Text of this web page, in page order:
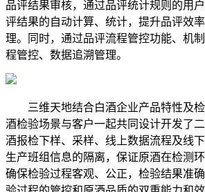
品评结果审核，通过品评统计规则的用
评结果的自动计算、统计，提升品评效
理。同时，通过品评流程管控功能、机
程管控、数据追溯管理。
三维天地结合白酒企业产品特性及检
酒检验场景与客户一起共同设计开发了
酒报检下样、采样、线上数据流程及线
生产班组信息的隔离，保证原酒在检测
确保检验过程客观、公正，检验结果准